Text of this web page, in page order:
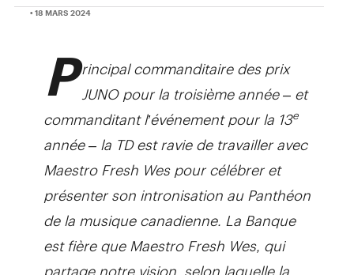
• 18 MARS 2024
Principal commanditaire des prix
JUNO pour la troisième année – et
commanditant l’événement pour la 13e
année – la TD est ravie detravailler avec
Maestro Fresh Wes pour célébrer et
présenter son intronisation au Panthéon
de la musique canadienne. La Banque
est fière que Maestro Fresh Wes, qui
partage notre vision, selon laquelle la